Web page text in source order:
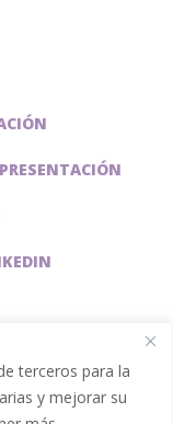
terceros para la
y mejorar su